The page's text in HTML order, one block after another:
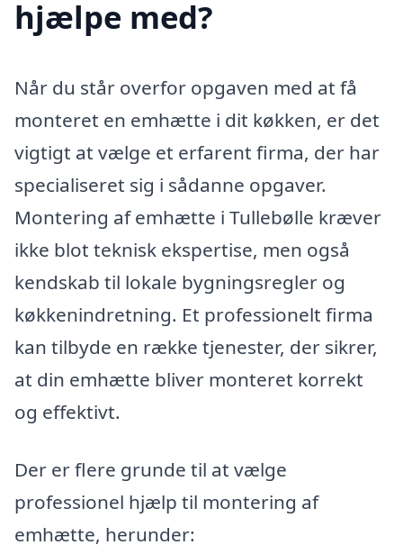
hjælpe med?
Når du står overfor opgaven med at få
monteret en emhætte i dit køkken, er det
vigtigt at vælge et erfarent firma, der har
specialiseret sig i sådanne opgaver.
Montering af emhætte i Tullebølle kræver
ikke blot teknisk ekspertise, men også
kendskab til lokale bygningsregler og
køkkenindretning. Et professionelt firma
kan tilbyde en række tjenester, der sikrer,
at din emhætte bliver monteret korrekt
og effektivt.
Der er flere grunde til at vælge
professionel hjælp til montering af
emhætte, herunder: